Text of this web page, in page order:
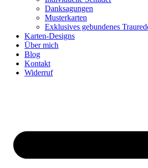
Danksagungen
Musterkarten
Exklusives gebundenes
Karten-Designs
Über mich
Blog
Kontakt
Widerruf